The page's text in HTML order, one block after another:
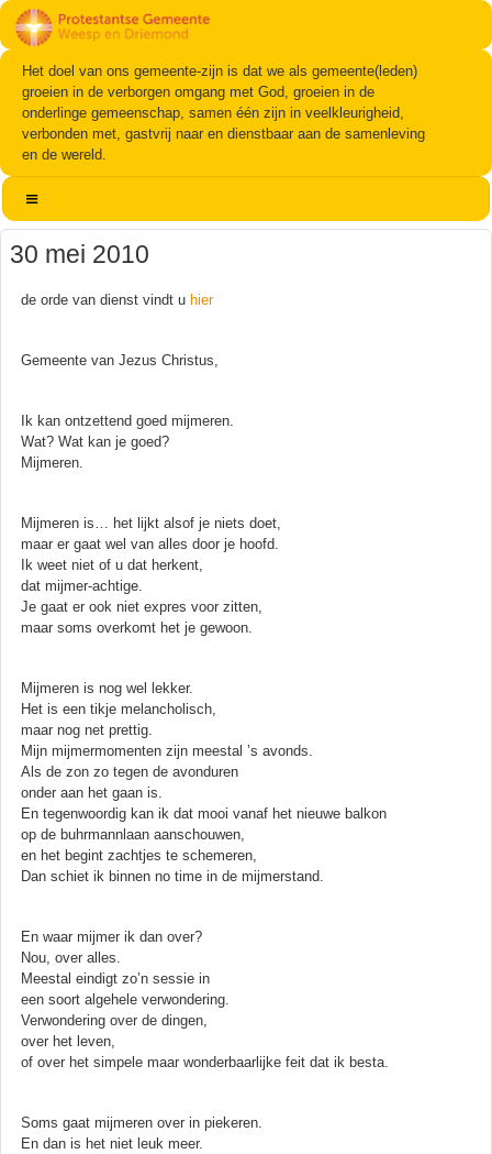
Het doel van ons gemeente-zijn is dat we als gemeente(leden)
groeien in de verborgen omgang met God, groeien in de
onderlinge gemeenschap, samen één zijn in veelkleurigheid,
verbonden met, gastvrij naar en dienstbaar aan de samenleving
en de wereld.
30 mei 2010
de orde van dienst vindt u hier
Gemeente van Jezus Christus,
Ik kan ontzettend goed mijmeren.
Wat? Wat kan je goed?
Mijmeren.
Mijmeren is… het lijkt alsof je niets doet,
maar er gaat wel van alles door je hoofd.
Ik weet niet of u dat herkent,
dat mijmer-achtige.
Je gaat er ook niet expres voor zitten,
maar soms overkomt het je gewoon.
Mijmeren is nog wel lekker.
Het is een tikje melancholisch,
maar nog net prettig.
Mijn mijmermomenten zijn meestal ’s avonds.
Als de zon zo tegen de avonduren
onder aan het gaan is.
En tegenwoordig kan ik dat mooi vanaf het nieuwe balkon
op de buhrmannlaan aanschouwen,
en het begint zachtjes te schemeren,
Dan schiet ik binnen no time in de mijmerstand.
En waar mijmer ik dan over?
Nou, over alles.
Meestal eindigt zo’n sessie in
een soort algehele verwondering.
Verwondering over de dingen,
over het leven,
of over het simpele maar wonderbaarlijke feit dat ik besta.
Soms gaat mijmeren over in piekeren.
En dan is het niet leuk meer.